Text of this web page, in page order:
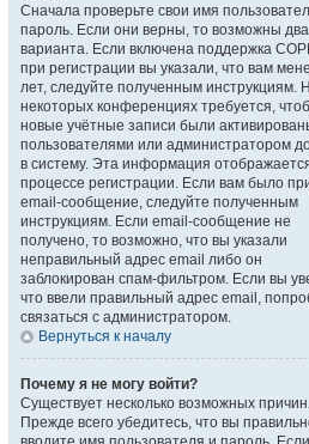
Сначала проверьте свои имя
пароль. Если они верны, то возможны два
варианта. Если включена поддержка
при регистрации вы указали, что вам
лет, следуйте полученным инструкциям.
некоторых конференциях требуется,
новые учётные записи были
пользователями или администратором
в систему. Эта информация
процессе регистрации. Если вам было
email-сообщение, следуйте полученным
инструкциям. Если email-сообщение не
получено, то возможно, что вы указали
неправильный адрес email либо он
заблокирован спам-фильтром. Если вы
что ввели правильный адрес email,
связаться с администратором.
Вернуться к началу
Почему я не могу войти?
Существует несколько возможных
Прежде всего убедитесь, что вы